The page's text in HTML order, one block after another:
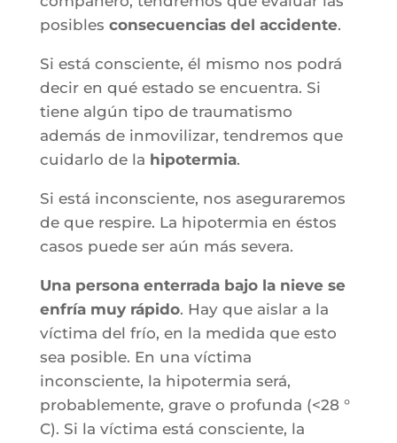
posibles consecuencias del accidente.
Si está consciente, él mismo nos podrá
decir en qué estado se encuentra. Si
tiene algún tipo de traumatismo
además de inmovilizar, tendremos que
cuidarlo de la hipotermia.
Si está inconsciente, nos aseguraremos
de que respire. La hipotermia en éstos
casos puede ser aún más severa.
Una persona enterrada bajo la nieve se
enfría muy rápido. Hay que aislar a la
víctima del frío, en la medida que esto
sea posible. En una víctima
inconsciente, la hipotermia será,
probablemente, grave o profunda (<28 °
C). Si la víctima está consciente, la